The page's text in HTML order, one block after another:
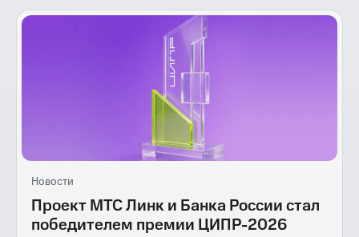
Новости
Проект МТС Линк и Банка России стал
победителем премии ЦИПР-2026